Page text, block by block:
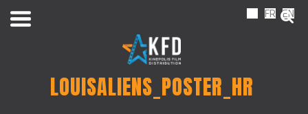
FR EN
LOUISALIENS_POSTER_HR